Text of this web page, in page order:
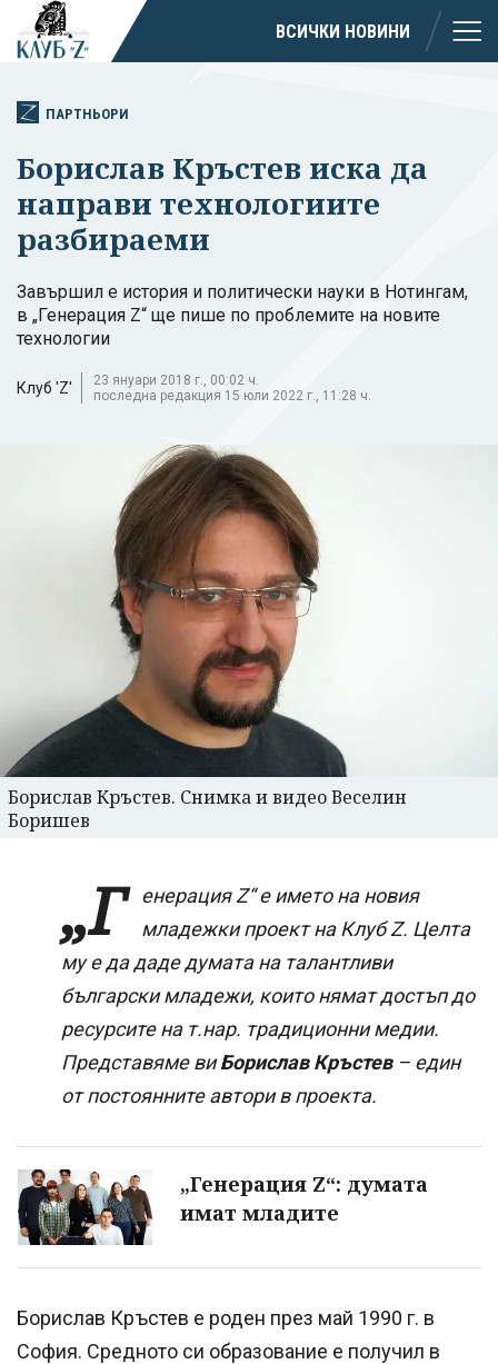
ВСИЧКИ НОВИНИ
ПАРТНЬОРИ
Борислав Кръстев иска да
направи технологиите
разбираеми
Завършил е история и политически науки в Нотингам,
в „Генерация Z“ ще пише по проблемите на новите
технологии
Клуб 'Z'
23 януари 2018 г., 00:02 ч.
последна редакция 15 юли 2022 г., 11:28 ч.
Борислав Кръстев. Снимка и видео Веселин
Боришев
„Г
енерация Z“ е името на новия
младежки проект на Клуб Z. Целта
му е да даде думата на талантливи
български младежи, които нямат достъп до
ресурсите на т.нар. традиционни медии.
Представяме виБорислав Кръстев– един
от постоянните автори в проекта.
„Генерация Z“: думата
имат младите
Борислав Кръстев е роден през май 1990 г. в
София. Средното си образование е получил в